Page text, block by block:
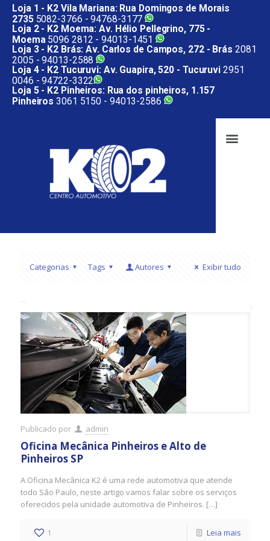
Loja 1 - K2 Vila Mariana: Rua Domingos de Morais
27355082-3766 -94768-3177
Loja 2 - K2 Moema: Av. Hélio Pellegrino, 775 -
Moema5096 2812 -94013-1451
Loja 3 - K2 Brás: Av. Carlos de Campos, 272 - Brás 2081
2005 -94013-2588
Loja 4 - K2 Tucuruvi: Av. Guapira, 520 - Tucuruvi 2951
0046 -94722-3322
Loja 5 - K2 Pinheiros: Rua dos pinheiros, 1.157
Pinheiros 3061 5150 - 94013-2586
Categorias Tags Autores Exibir tudo
Publicado por admin
Oficina Mecânica Pinheiros e Alto de
Pinheiros SP
A Oficina Mecânica K2 é uma rede automotiva que atende
todo São Paulo, neste artigo vamos falar sobre os serviços
oferecidos pela unidade automotiva de Pinheiros. […]
1 Leia mais